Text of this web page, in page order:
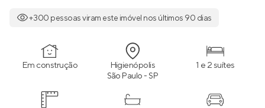
+300 pessoas viram este imóvel nos últimos 90 dias
Em construção Higienópolis
São Paulo - SP
1 e 2 suítes